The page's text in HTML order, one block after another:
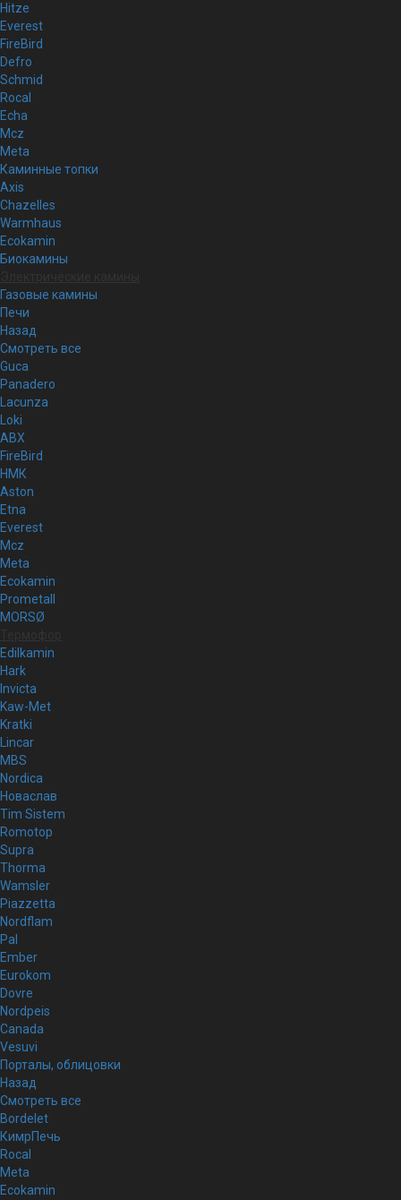
Hitze
Everest
FireBird
Defro
Schmid
Rocal
Echa
Mcz
Meta
Каминные топки
Axis
Chazelles
Warmhaus
Ecokamin
Биокамины
Газовые камины
Печи
Назад
Смотреть все
Guca
Panadero
Lacunza
Loki
ABX
FireBird
НМК
Aston
Etna
Everest
Mcz
Meta
Ecokamin
Prometall
MORSØ
Edilkamin
Hark
Invicta
Kaw-Met
Kratki
Lincar
MBS
Nordica
Новаслав
Tim Sistem
Romotop
Supra
Thorma
Wamsler
Piazzetta
Nordflam
Pal
Ember
Eurokom
Dovre
Nordpeis
Canada
Vesuvi
Порталы, облицовки
Назад
Смотреть все
Bordelet
КимрПечь
Rocal
Meta
Ecokamin